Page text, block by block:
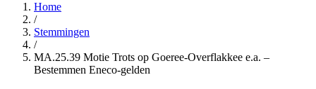
Home
/
Stemmingen
/
MA.25.39 Motie Trots op Goeree-Overflakkee e.a. –
Bestemmen Eneco-gelden